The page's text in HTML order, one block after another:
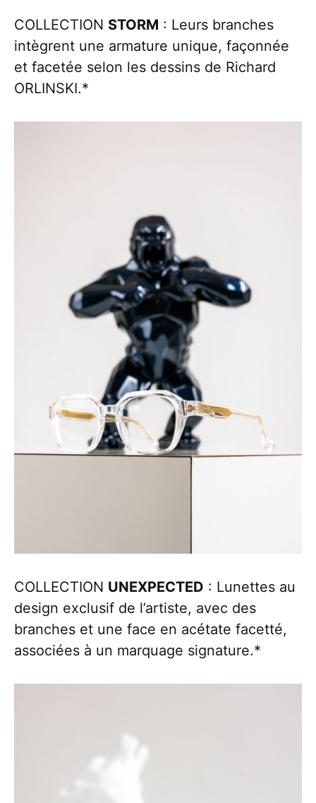
COLLECTION STORM : Leurs branches
intègrent une armature unique, façonnée
et facetée selon les dessins de Richard
ORLINSKI.*
COLLECTION UNEXPECTED : Lunettes au
design exclusif de l’artiste, avec des
branches et une face en acétate facetté,
associées à un marquage signature.*